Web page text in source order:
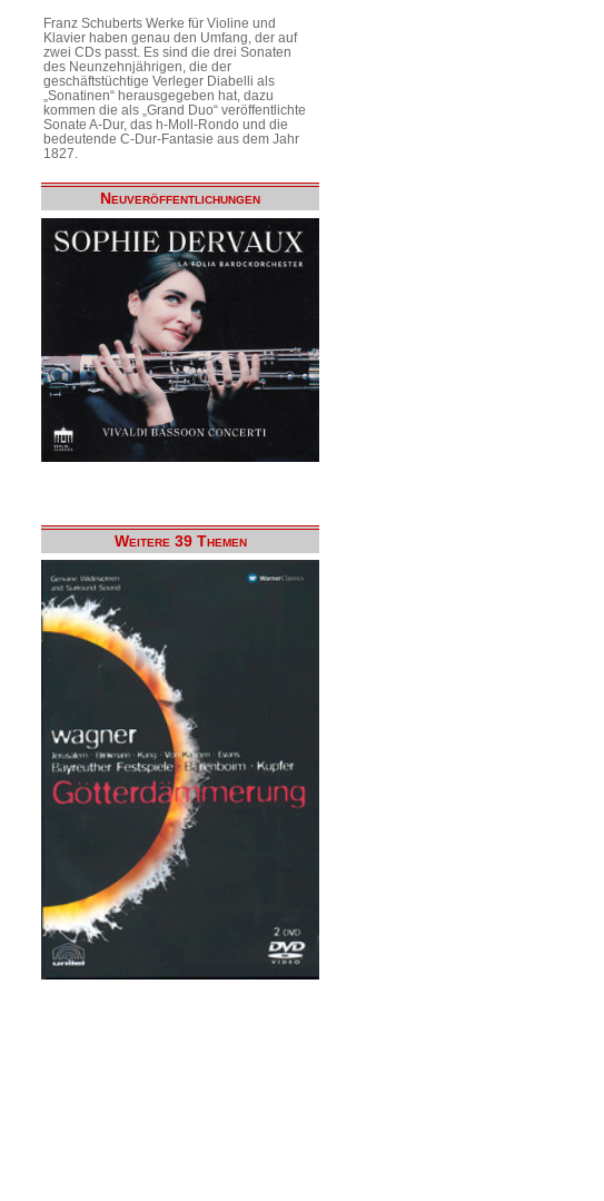
Franz Schuberts Werke für Violine und
Klavier haben genau den Umfang, der auf
zwei CDs passt. Es sind die drei Sonaten
des Neunzehnjährigen, die der
geschäftstüchtige Verleger Diabelli als
„Sonatinen“ herausgegeben hat, dazu
kommen die als „Grand Duo“ veröffentlichte
Sonate A-Dur, das h-Moll-Rondo und die
bedeutende C-Dur-Fantasie aus dem Jahr
1827.
Neuveröffentlichungen
Weitere 39 Themen